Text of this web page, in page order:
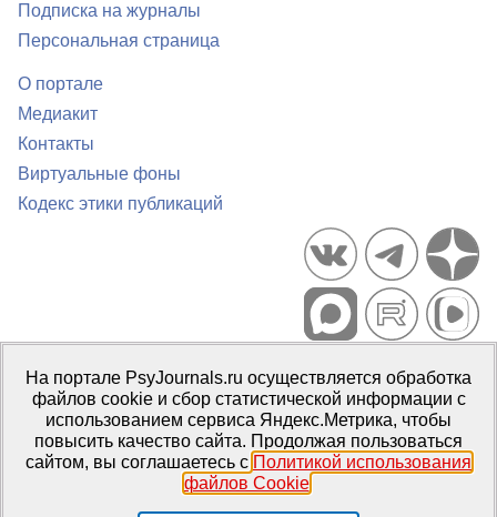
Подписка на журналы
Персональная страница
О портале
Медиакит
Контакты
Виртуальные фоны
Кодекс этики публикаций
Портал психологических изданий PsyJournals.ru, 2007–2026
Правила использования материалов
Свидетельство регистрации СМИЭл № ФС77-66447 от 14 июля
2016 г.
Издатель: ФГБОУ ВО МГППУ
На портале PsyJournals.ru осуществляется обработка
файлов cookie и сбор статистической информации с
использованием сервиса Яндекс.Метрика, чтобы
повысить качество сайта. Продолжая пользоваться
сайтом, вы соглашаетесь с Политикой использования
файлов Cookie.